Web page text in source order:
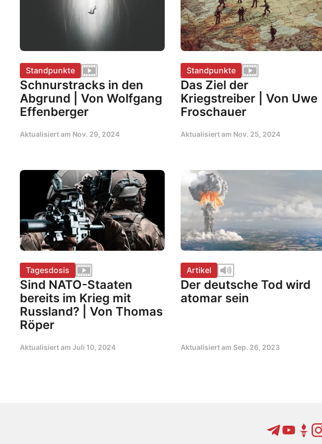
Standpunkte
Schnurstracks in den
Abgrund | Von Wolfgang
Effenberger
Aktualisiert am Nov. 29, 2024
Standpunkte
Das Ziel der
Kriegstreiber | Von Uwe
Froschauer
Aktualisiert am Nov. 25, 2024
Tagesdosis
Sind NATO-Staaten
bereits im Krieg mit
Russland? | Von Thomas
Röper
Aktualisiert am Juli 10, 2024
Artikel
Der deutsche Tod wird
atomar sein
Aktualisiert am Sep. 26, 2023